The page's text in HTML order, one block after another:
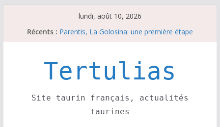
lundi, août 10, 2026
Récents :
Coup de foudre à Soustons
Parentis, La Golosina: une première étape
Les brèves du dimanche 9 août
Tertulias
Site taurin français, actualités
taurines